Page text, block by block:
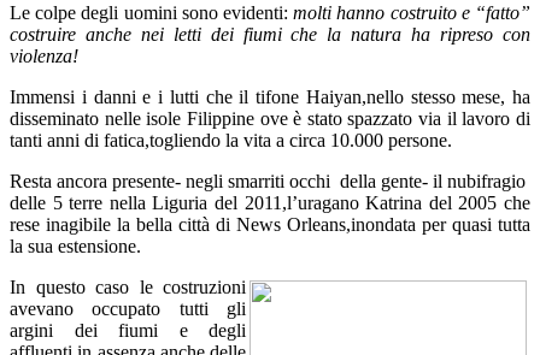
Le colpe degli uomini sono evidenti:molti hanno costruito e “fatto”
costruire anche nei letti dei fiumi che la natura ha ripreso con
violenza!
Immensi i danni e i lutti che il tifone Haiyan,nello stesso mese, ha
disseminato nelle isole Filippine ove è stato spazzato via il lavoro di
tanti anni di fatica,togliendo la vita a circa 10.000 persone.
Resta ancora presente- negli smarriti occhi della gente- il nubifragio
delle 5 terre nella Liguria del 2011,l’uragano Katrina del 2005 che
rese inagibile la bella città di News Orleans,inondata per quasi tutta
la sua estensione.
In questo caso le costruzioni
avevano occupato tutti gli
argini dei fiumi e degli